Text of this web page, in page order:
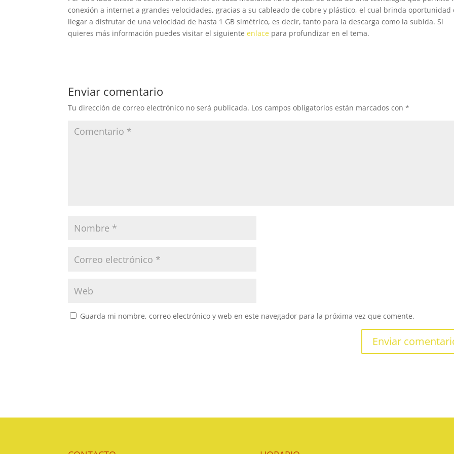
conexión a internet a grandes velocidades, gracias a su cableado de cobre y plástico, el cual brinda oportunidad
llegar a disfrutar de una velocidad de hasta 1 GB simétrico, es decir, tanto para la descarga como la subida. Si
quieres más información puedes visitar el siguienteenlace para profundizar en el tema.
Enviar comentario
Tu dirección de correo electrónico no será publicada. Los campos obligatorios están marcados con*
Guarda mi nombre, correo electrónico y web en este navegador para la próxima vez que comente.